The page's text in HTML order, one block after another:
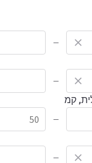
—
—
קמ
—
—